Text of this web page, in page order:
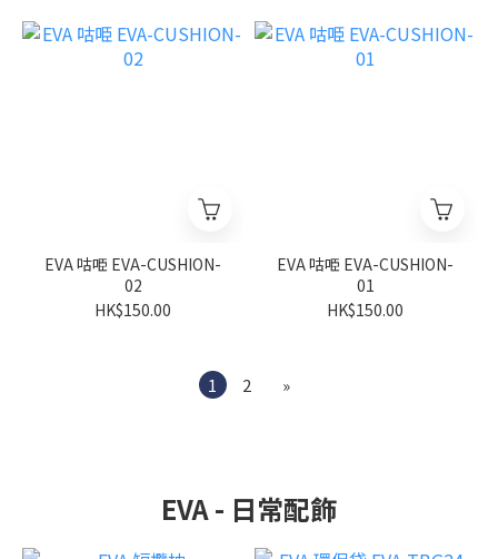
EVA 咕𠱸 EVA-CUSHION-
02
HK$150.00
EVA 咕𠱸 EVA-CUSHION-
01
HK$150.00
1 2 »
EVA - 日常配飾